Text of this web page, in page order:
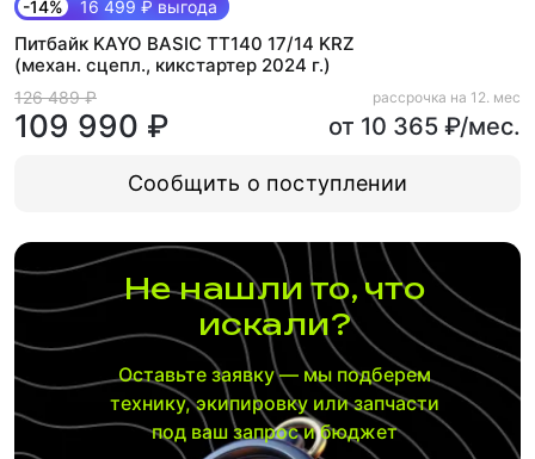
-14% 16 499 ₽ выгода
Питбайк KAYO BASIC TT140 17/14 KRZ
(механ. сцепл., кикстартер 2024 г.)
126 489 ₽
109 990 ₽
рассрочка на 12. мес
от 10 365 ₽/мес.
Сообщить о поступлении
Не нашли то, что
искали?
Оставьте заявку — мы подберем
технику, экипировку или запчасти
под ваш запрос и бюджет